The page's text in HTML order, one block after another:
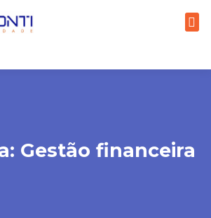
Gestão financeira